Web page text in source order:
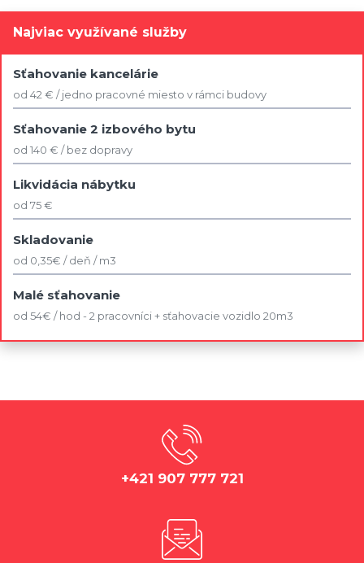
Najviac využívané služby
Sťahovanie kancelárie
od 42 € / jedno pracovné miesto v rámci budovy
Sťahovanie 2 izbového bytu
od 140 € / bez dopravy
Likvidácia nábytku
od 75 €
Skladovanie
od 0,35€ / deň / m3
Malé sťahovanie
od 54€ / hod - 2 pracovníci + sťahovacie vozidlo 20m3
+421 907 777 721